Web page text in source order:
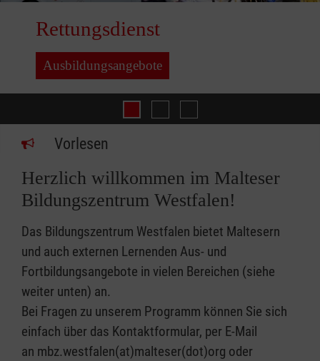
Rettungsdienst
Ausbildungsangebote
Rettungsdienst
Ausbildung
Vorlesen
Herzlich willkommen im Malteser
Bildungszentrum Westfalen!
Das Bildungszentrum Westfalen bietet Maltesern
und auch externen Lernenden Aus- und
Fortbildungsangebote in vielen Bereichen (siehe
weiter unten) an.
Bei Fragen zu unserem Programm können Sie sich
einfach über das Kontaktformular, per E-Mail
an mbz.westfalen(at)malteser(dot)org oder